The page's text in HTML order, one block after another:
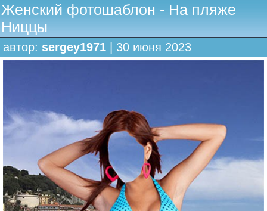
Женский фотошаблон - На пляже
Ниццы
автор: sergey1971 | 30 июня 2023